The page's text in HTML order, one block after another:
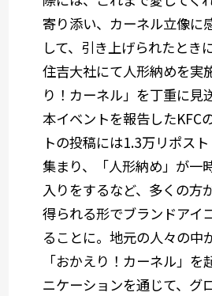
寄り添い、カーネル立像に
して、引き上げられたとき
住吉大社にて人形納めを実
り！カーネル」を丁重に見
本イベントを報告したKFC
トの投稿には1.3万リポス
集まり、「人形納め」が一
入りをするなど、多くの方
得られる形でブランドアイ
ることに。地元の人々の中
「おかえり！カーネル」を
ニケーションを通じて、グ